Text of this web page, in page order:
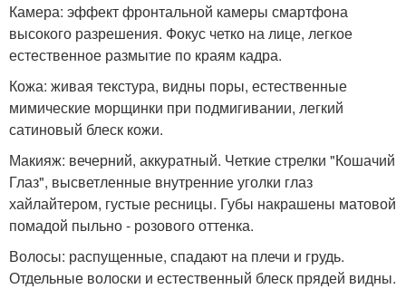
Камера: эффект фронтальной камеры смартфона
высокого разрешения. Фокус четко на лице, легкое
естественное размытие по краям кадра.
Кожа: живая текстура, видны поры, естественные
мимические морщинки при подмигивании, легкий
сатиновый блеск кожи.
Макияж: вечерний, аккуратный. Четкие стрелки "Кошачий
Глаз", высветленные внутренние уголки глаз
хайлайтером, густые ресницы. Губы накрашены матовой
помадой пыльно - розового оттенка.
Волосы: распущенные, спадают на плечи и грудь.
Отдельные волоски и естественный блеск прядей видны.